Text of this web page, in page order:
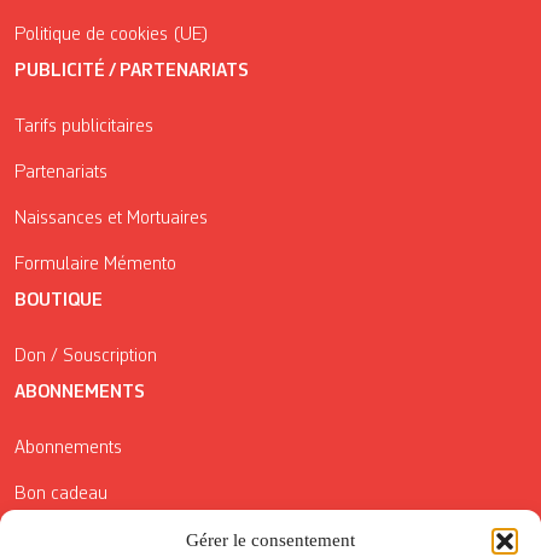
Gérer le consentement
Politique de cookies (UE)
PUBLICITÉ / PARTENARIATS
Tarifs publicitaires
Partenariats
Naissances et Mortuaires
Formulaire Mémento
BOUTIQUE
Don / Souscription
ABONNEMENTS
Abonnements
Bon cadeau
Conditions générales de vente